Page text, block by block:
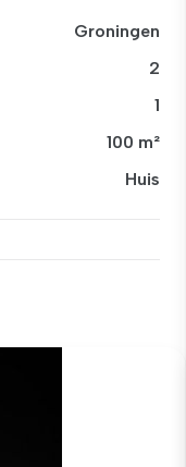
Groningen
2
1
100 m²
Huis